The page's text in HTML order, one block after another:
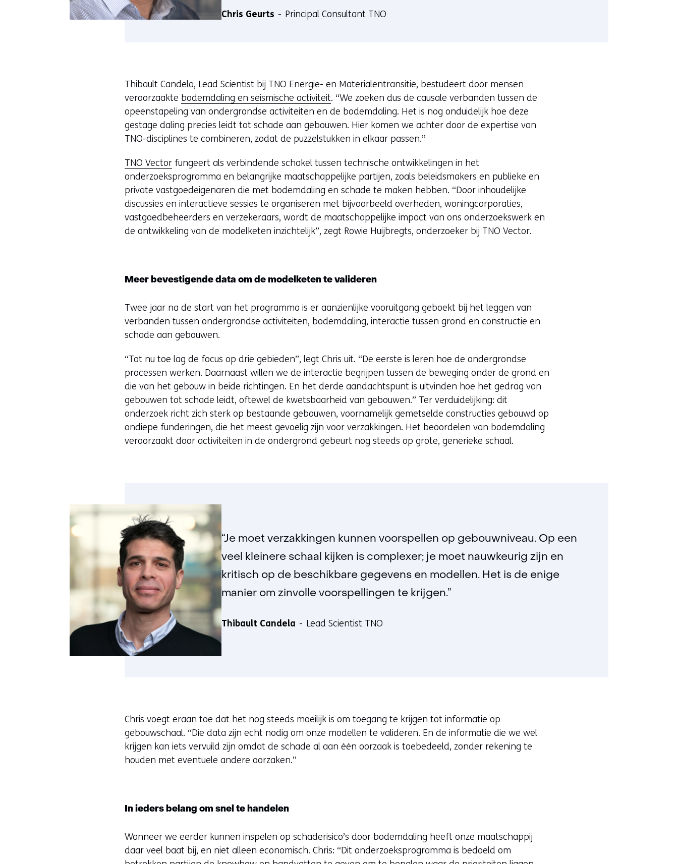
Chris Geurts Principal Consultant TNO
Thibault Candela, Lead Scientist bij TNO Energie- en Materialentransitie, bestudeert door mensen
veroorzaakte bodemdaling en seismische activiteit. “We zoeken dus de causale verbanden tussen de
opeenstapeling van ondergrondse activiteiten en de bodemdaling. Het is nog onduidelijk hoe deze
gestage daling precies leidt tot schade aan gebouwen. Hier komen we achter door de expertise van
TNO-disciplines te combineren, zodat de puzzelstukken in elkaar passen.”
TNO Vector fungeert als verbindende schakel tussen technische ontwikkelingen in het
onderzoeksprogramma en belangrijke maatschappelijke partijen, zoals beleidsmakers en publieke en
private vastgoedeigenaren die met bodemdaling en schade te maken hebben. “Door inhoudelijke
discussies en interactieve sessies te organiseren met bijvoorbeeld overheden, woningcorporaties,
vastgoedbeheerders en verzekeraars, wordt de maatschappelijke impact van ons onderzoekswerk en
de ontwikkeling van de modelketen inzichtelijk”, zegt Rowie Huijbregts, onderzoeker bij TNO Vector.
Meer bevestigende data om de modelketen te valideren
Twee jaar na de start van het programma is er aanzienlijke vooruitgang geboekt bij het leggen van
verbanden tussen ondergrondse activiteiten, bodemdaling, interactie tussen grond en constructie en
schade aan gebouwen.
“Tot nu toe lag de focus op drie gebieden”, legt Chris uit. “De eerste is leren hoe de ondergrondse
processen werken. Daarnaast willen we de interactie begrijpen tussen de beweging onder de grond en
die van het gebouw in beide richtingen. En het derde aandachtspunt is uitvinden hoe het gedrag van
gebouwen tot schade leidt, oftewel de kwetsbaarheid van gebouwen.” Ter verduidelijking: dit
onderzoek richt zich sterk op bestaande gebouwen, voornamelijk gemetselde constructies gebouwd op
ondiepe funderingen, die het meest gevoelig zijn voor verzakkingen. Het beoordelen van bodemdaling
veroorzaakt door activiteiten in de ondergrond gebeurt nog steeds op grote, generieke schaal.
“Je moet verzakkingen kunnen voorspellen op gebouwniveau. Op een
veel kleinere schaal kijken is complexer; je moet nauwkeurig zijn en
kritisch op de beschikbare gegevens en modellen. Het is de enige
manier om zinvolle voorspellingen te krijgen.”
Thibault Candela Lead Scientist TNO
Chris voegt eraan toe dat het nog steeds moeilijk is om toegang te krijgen tot informatie op
gebouwschaal. “Die data zijn echt nodig om onze modellen te valideren. En de informatie die we wel
krijgen kan iets vervuild zijn omdat de schade al aan één oorzaak is toebedeeld, zonder rekening te
houden met eventuele andere oorzaken.”
In ieders belang om snel te handelen
Wanneer we eerder kunnen inspelen op schaderisico’s door bodemdaling heeft onze maatschappij
daar veel baat bij, en niet alleen economisch. Chris: “Dit onderzoeksprogramma is bedoeld om